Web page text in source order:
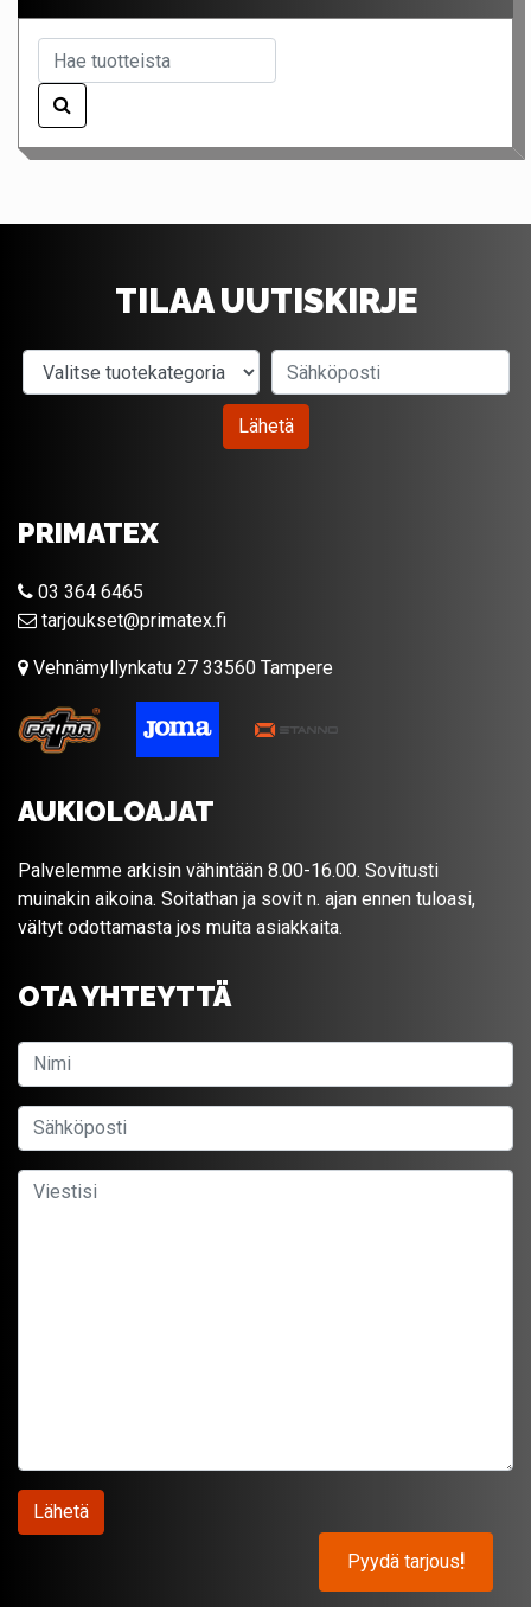
TILAA UUTISKIRJE
Valitse tuotekategoria
Lähetä
PRIMATEX
03 364 6465
tarjoukset@primatex.fi
Vehnämyllynkatu 27 33560 Tampere
AUKIOLOAJAT
Palvelemme arkisin vähintään 8.00-16.00. Sovitusti
muinakin aikoina. Soitathan ja sovit n. ajan ennen tuloasi,
vältyt odottamasta jos muita asiakkaita.
OTA YHTEYTTÄ
Pyydä tarjous!